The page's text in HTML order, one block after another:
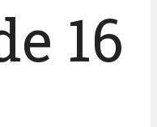
16